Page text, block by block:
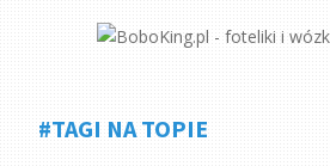
#TAGI NA TOPIE